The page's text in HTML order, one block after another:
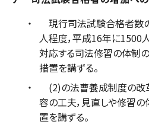
現行司法試験合格者数
人程度，平成16年に1500
対応する司法修習の体制
措置を講ずる。
(2)の法曹養成制度の改
容の工夫，見直しや修習
置を講ずる。